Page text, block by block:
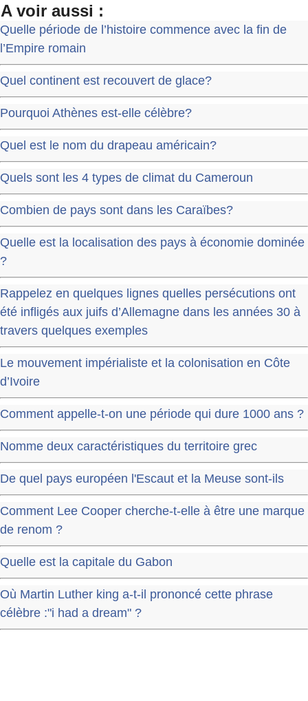
A voir aussi :
Quelle période de l’histoire commence avec la fin de
l’Empire romain
Quel continent est recouvert de glace?
Pourquoi Athènes est-elle célèbre?
Quel est le nom du drapeau américain?
Quels sont les 4 types de climat du Cameroun
Combien de pays sont dans les Caraïbes?
Quelle est la localisation des pays à économie dominée
?
Rappelez en quelques lignes quelles persécutions ont
été infligés aux juifs d’Allemagne dans les années 30 à
travers quelques exemples
Le mouvement impérialiste et la colonisation en Côte
d’Ivoire
Comment appelle-t-on une période qui dure 1000 ans ?
Nomme deux caractéristiques du territoire grec
De quel pays européen l'Escaut et la Meuse sont-ils
Comment Lee Cooper cherche-t-elle à être une marque
de renom ?
Quelle est la capitale du Gabon
Où Martin Luther king a-t-il prononcé cette phrase
célèbre :"i had a dream" ?